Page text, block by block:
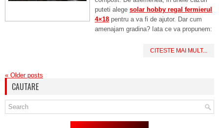
puteti alege solar hobby regal fermierul
4×18 pentru a va fi de ajutor. Dar cum
amenajam gradina? Iata ce va propunem:
CITESTE MAI MULT...
« Older posts
CAUTARE